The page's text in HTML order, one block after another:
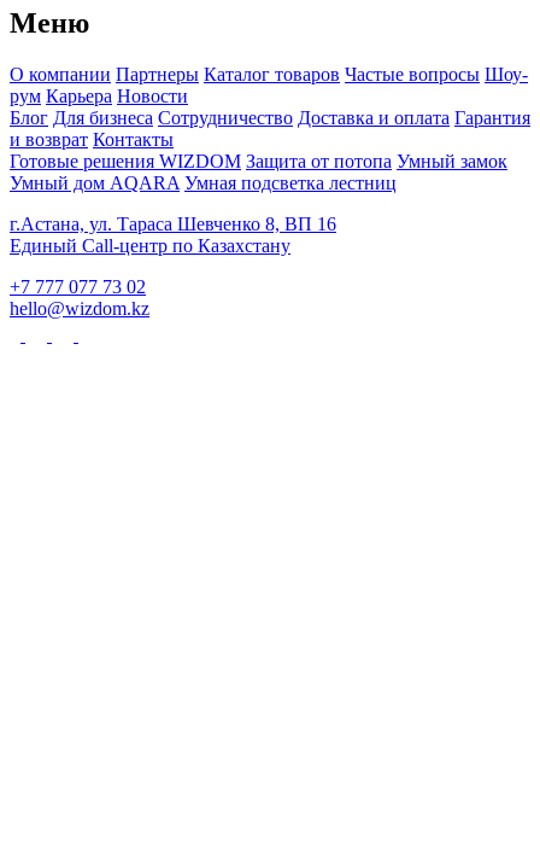
Меню
О компании Партнеры Каталог товаров Частые вопросы Шоу-
рум Карьера Новости
Блог Для бизнеса Сотрудничество Доставка и оплата Гарантия
и возврат Контакты
Готовые решения WIZDOM Защита от потопа Умный замок
Умный дом AQARA Умная подсветка лестниц
г.Астана, ул. Тараса Шевченко 8, ВП 16
Единый Call-центр по Казахстану
+7 777 077 73 02
hello@wizdom.kz